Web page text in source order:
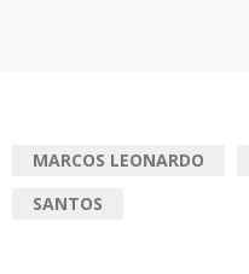
MARCOS LEONARDO
SANTOS